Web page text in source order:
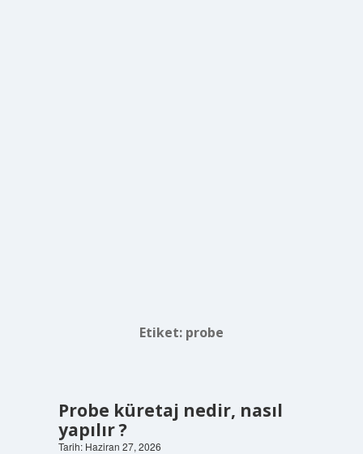
Etiket: probe
Probe küretaj nedir, nasıl
yapılır ?
Tarih: Haziran 27, 2026